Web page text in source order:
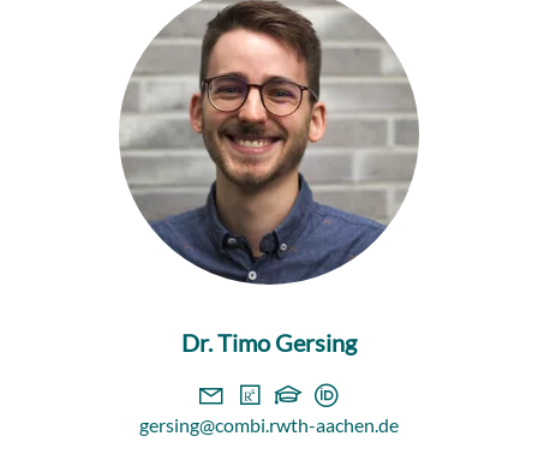
Dr. Timo Gersing
gersing@combi.rwth-aachen.de